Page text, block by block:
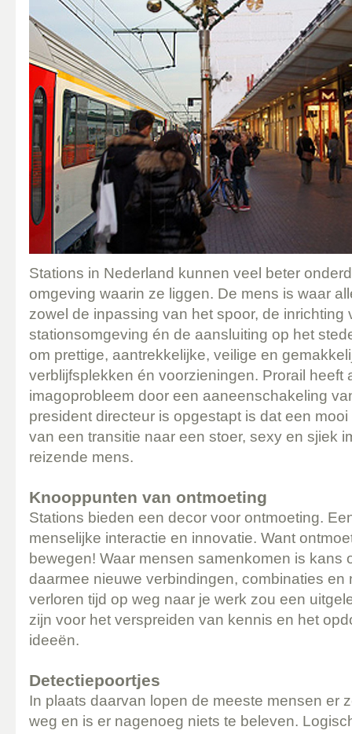
Stations in Nederland kunnen veel beter
omgeving waarin ze liggen. De mens is waar
zowel de inpassing van het spoor, de inrichting
stationsomgeving én de aansluiting op het
om prettige, aantrekkelijke, veilige en
verblijfsplekken én voorzieningen. Prorail heeft
imagoprobleem door een aaneenschakeling
president directeur is opgestapt is dat een
van een transitie naar een stoer, sexy en sjiek
reizende mens.
Knooppunten van ontmoeting
Stations bieden een decor voor ontmoeting.
menselijke interactie en innovatie. Want
bewegen! Waar mensen samenkomen is kans
daarmee nieuwe verbindingen, combinaties en
verloren tijd op weg naar je werk zou een
zijn voor het verspreiden van kennis en het
ideeën.
Detectiepoortjes
In plaats daarvan lopen de meeste mensen er
weg en is er nagenoeg niets te beleven.